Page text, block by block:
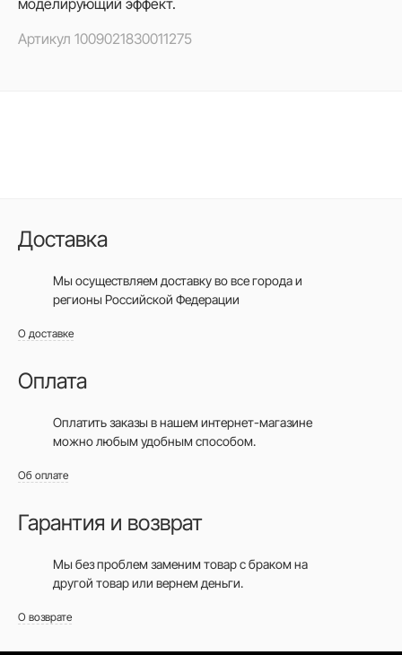
моделирующий эффект.
Артикул 1009021830011275
Доставка
Мы осуществляем доставку во все городаи
регионы Российской Федерации
О доставке
Оплата
Оплатить заказы в нашем интернет-магазине
можно любым удобным способом.
Об оплате
Гарантия и возврат
Мы без проблем заменим товар с браком на
другой товар или вернем деньги.
О возврате